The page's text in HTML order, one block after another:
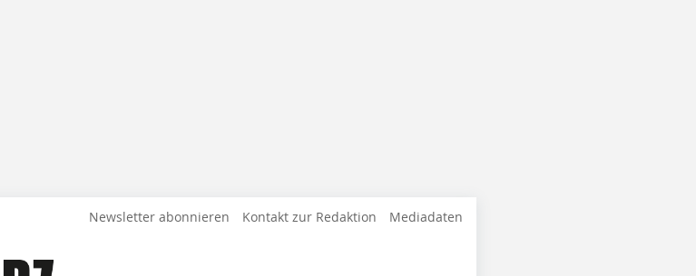
Newsletter abonnieren Kontakt zur Redaktion Mediadaten